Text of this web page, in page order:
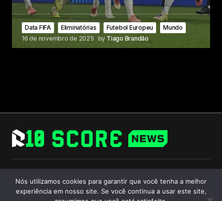
Data FIFA Eliminatórias Futebol Europeu
Mundo
16 de novembro de 2025 by Tiago Brandão
Follow Us
Nós utilizamos cookies para garantir que você tenha a melhor
experiência em nosso site. Se você continua a usar este site,